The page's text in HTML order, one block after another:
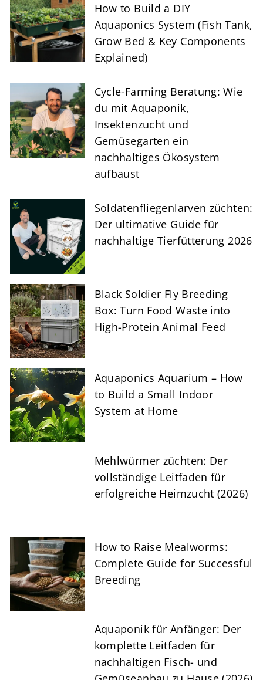
How to Build a DIY
Aquaponics System (Fish Tank,
Grow Bed & Key Components
Explained)
Cycle-Farming Beratung: Wie
du mit Aquaponik,
Insektenzucht und
Gemüsegarten ein
nachhaltiges Ökosystem
aufbaust
Soldatenfliegenlarven züchten:
Der ultimative Guide für
nachhaltige Tierfütterung 2026
Black Soldier Fly Breeding
Box: Turn Food Waste into
High-Protein Animal Feed
Aquaponics Aquarium – How
to Build a Small Indoor
System at Home
Mehlwürmer züchten: Der
vollständige Leitfaden für
erfolgreiche Heimzucht (2026)
How to Raise Mealworms:
Complete Guide for Successful
Breeding
Aquaponik für Anfänger: Der
komplette Leitfaden für
nachhaltigen Fisch- und